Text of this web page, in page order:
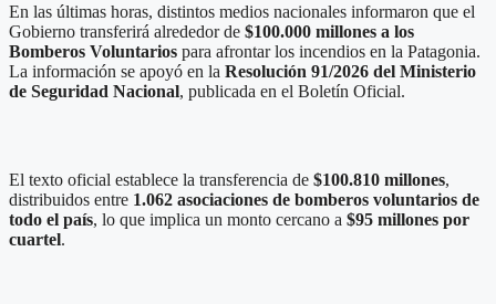
En las últimas horas, distintos medios nacionales informaron que el
Gobierno transferirá alrededor de $100.000 millones a los
Bomberos Voluntarios para afrontar los incendios en la Patagonia.
La información se apoyó en la Resolución 91/2026 del Ministerio
de Seguridad Nacional, publicada en el Boletín Oficial.
El texto oficial establece la transferencia de $100.810 millones,
distribuidos entre 1.062 asociaciones de bomberos voluntarios de
todo el país, lo que implica un monto cercano a $95 millones por
cuartel.